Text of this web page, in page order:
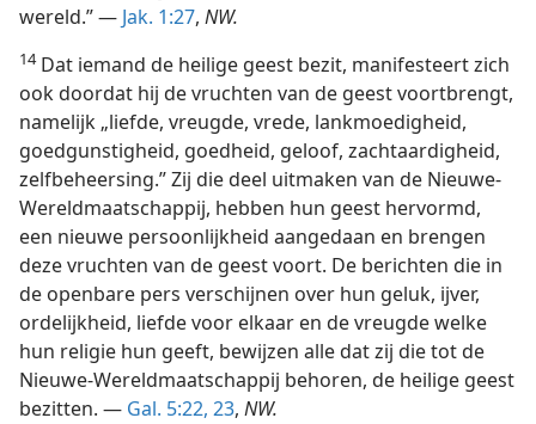
wereld.” — Jak. 1:27, NW.
14Dat iemand de heilige geest bezit, manifesteert zich
ook doordat hij de vruchten van de geest voortbrengt,
namelijk „liefde, vreugde, vrede, lankmoedigheid,
goedgunstigheid, goedheid, geloof, zachtaardigheid,
zelfbeheersing.” Zij die deel uitmaken van de Nieuwe-
Wereldmaatschappij, hebben hun geest hervormd,
een nieuwe persoonlijkheid aangedaan en brengen
deze vruchten van de geest voort. De berichten die in
de openbare pers verschijnen over hun geluk, ijver,
ordelijkheid, liefde voor elkaar en de vreugde welke
hun religie hun geeft, bewijzen alle dat zij die tot de
Nieuwe-Wereldmaatschappij behoren, de heilige geest
bezitten. — Gal. 5:22, 23, NW.